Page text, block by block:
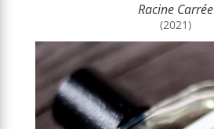
Racine Carrée
(2021)